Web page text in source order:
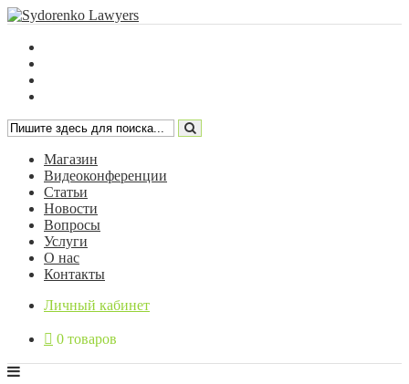
Магазин
Видеоконференции
Статьи
Новости
Вопросы
Услуги
О нас
Контакты
Личный кабинет
0 товаров